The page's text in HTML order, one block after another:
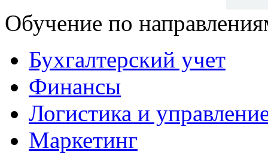
Обучение по
Бухгалтерский учет
Финансы
Логистика и
Маркетинг